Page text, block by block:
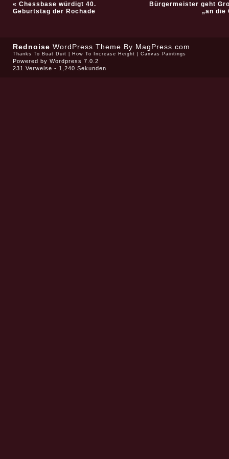
« Chessbase würdigt 40.
Geburtstag der Rochade
Bürgermeister geht
„an die
Rednoise WordPress Theme By MagPress.com
Thanks To Buat Duit How To Increase Height Canvas Paintings
Powered by Wordpress 7.0.2
231 Verweise - 1,240 Sekunden